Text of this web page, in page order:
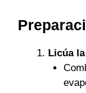
Licúa